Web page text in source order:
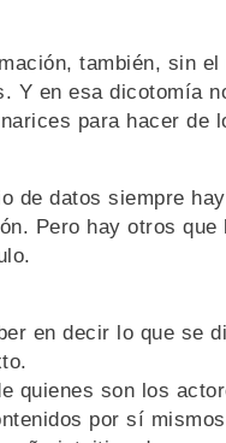
también, sin
Y en esa dicotomía
para hacer de
de datos siempre
Pero hay otros
en decir lo que se
quienes son los
por sí